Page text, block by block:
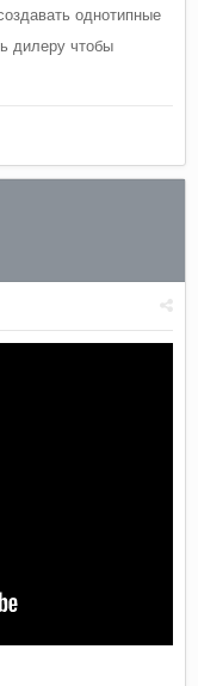
однотипные
дилеру чтобы